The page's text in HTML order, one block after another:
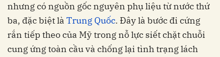
nhưng có nguồn gốc nguyên phụ liệu từ nước thứ
ba, đặc biệt là Trung Quốc. Đây là bước đi cứng
rắn tiếp theo của Mỹ trong nỗ lực siết chặt chuỗi
cung ứng toàn cầu và chống lại tình trạng lách